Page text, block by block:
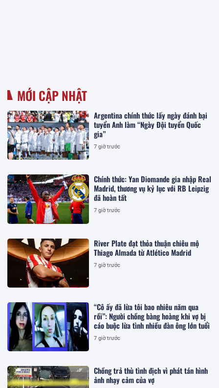
MỚI CẬP NHẬT
Argentina chính thức lấy ngày đánh bại
tuyển Anh làm “Ngày Đội tuyển Quốc
gia”
7 giờ trước
Chính thức: Yan Diomande gia nhập Real
Madrid, thương vụ kỷ lục với RB Leipzig
đã hoàn tất
7 giờ trước
River Plate đạt thỏa thuận chiêu mộ
Thiago Almada từ Atlético Madrid
7 giờ trước
“Cô ấy đã lừa tôi bao nhiêu năm qua
rồi”: Người chồng bàng hoàng khi vợ bị
cáo buộc lừa tình nhiều đàn ông lớn tuổi
7 giờ trước
Chồng trả thù tình địch vì phát tán hình
ảnh nhạy cảm của vợ